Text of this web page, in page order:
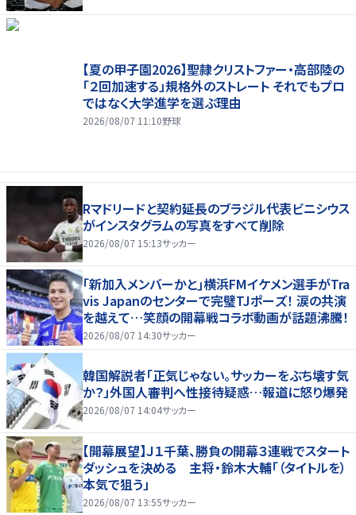
【夏の甲子園2026】聖隷クリストファー・高部陸の
「２回加速する」規格外のストレート それでもプロ
ではなく大学進学を選ぶ理由
2026/08/07 11:10野球
Rマドリードと契約延長のブラジル代表ビニシウス
がインスタグラムの写真をすべて削除
2026/08/07 15:13サッカー
｢新加入メンバーかと｣横浜FMイケメン選手がTra
vis Japanのセンターで完璧TJポーズ！ 涙の共演
を越えて…笑顔の開幕戦コラボ動画が話題沸騰！
2026/08/07 14:30サッカー
韓国解説者「正気じゃない。サッカーをぶち壊す気
か？」外国人審判へ性接待疑惑…報道に怒り爆発
2026/08/07 14:04サッカー
【開幕展望】Ｊ１千葉、勝負の開幕３連戦でスタート
ダッシュを決める 主将・鈴木大輔「（タイトルを）
本気で狙う」
2026/08/07 13:55サッカー